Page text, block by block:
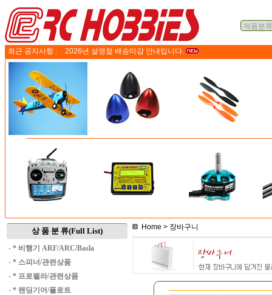
최근 공지사항 : 2026년 설명절 배송마감 안내입니다.
상 품 분 류(Full List)
· * 비행기 ARF/ARC/Basla
· * 스피너/관련상품
· * 프로펠라/관련상품
· * 랜딩기어/플로트
Home > 장바구니